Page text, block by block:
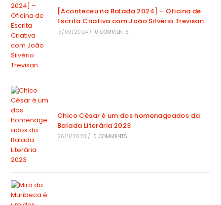
[Aconteceu na Balada 2024] – Oficina de
Escrita Criativa com João Silvério Trevisan
13/09/2024 / 0 COMMENTS
Chico César é um dos homenageados da
Balada Literária 2023
26/11/2023 / 0 COMMENTS